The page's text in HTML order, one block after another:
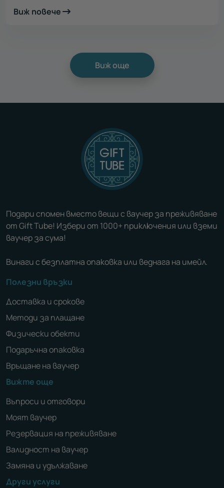
Виж повече
Виж още
Подари спомен вместо вещи с ваучер за преживяване
от Gift Tube! Избери от 1000+ приключения или вземи
ваучер за сума!
Винаги с безплатна опаковка или веднага на имейл.
Полезни връзки
Доставка и срокове
Методи за плащане
Физически обекти
Подаръчна опаковка
Връщане на ваучер
Вижте още
Въпроси и отговори
Моят ваучер
Резервация на преживяване
Валидност на ваучер
Замяна и удължаване
Други услуги